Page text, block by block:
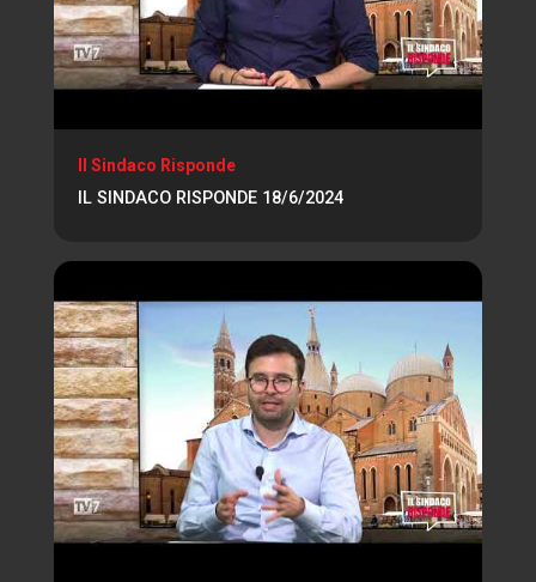
Il Sindaco Risponde
IL SINDACO RISPONDE 18/6/2024